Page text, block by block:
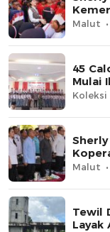
Malut
45
Mulai
Koleksi
Malut
Tewil
Layak